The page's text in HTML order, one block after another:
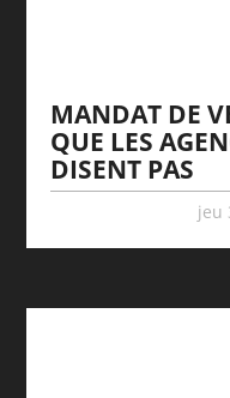
MANDAT DE
QUE LES
DISENT PAS
jeu